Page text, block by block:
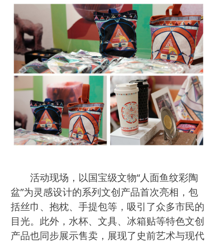
活动现场，以国宝级文物“人面鱼纹彩陶
盆”为灵感设计的系列文创产品首次亮相，包
括丝巾、抱枕、手提包等，吸引了众多市民的
目光。此外，水杯、文具、冰箱贴等特色文创
产品也同步展示售卖，展现了史前艺术与现代